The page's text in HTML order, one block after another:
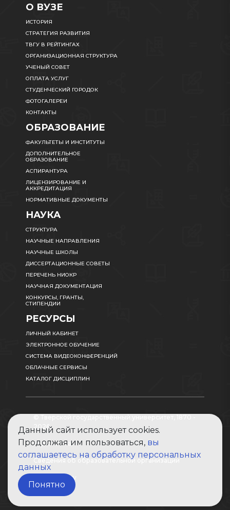
О ВУЗЕ
ИСТОРИЯ
СТРАТЕГИЯ РАЗВИТИЯ
ТВГУ В РЕЙТИНГАХ
ОРГАНИЗАЦИОННАЯ СТРУКТУРА
УЧЕНЫЙ СОВЕТ
ОПЛАТА УСЛУГ
СТУДЕНЧЕСКИЙ ГОРОДОК
ФОТОГАЛЕРЕИ
КОНТАКТЫ
ОБРАЗОВАНИЕ
ФАКУЛЬТЕТЫ И ИНСТИТУТЫ
ДОПОЛНИТЕЛЬНОЕ
ОБРАЗОВАНИЕ
АСПИРАНТУРА
ЛИЦЕНЗИРОВАНИЕ И
АККРЕДИТАЦИЯ
НОРМАТИВНЫЕ ДОКУМЕНТЫ
НАУКА
СТРУКТУРА
НАУЧНЫЕ НАПРАВЛЕНИЯ
НАУЧНЫЕ ШКОЛЫ
ДИССЕРТАЦИОННЫЕ СОВЕТЫ
ПЕРЕЧЕНЬ НИОКР
НАУЧНАЯ ДОКУМЕНТАЦИЯ
КОНКУРСЫ, ГРАНТЫ,
СТИПЕНДИИ
РЕСУРСЫ
ЛИЧНЫЙ КАБИНЕТ
ЭЛЕКТРОННОЕ ОБУЧЕНИЕ
СИСТЕМА ВИДЕОКОНФЕРЕНЦИЙ
ОБЛАЧНЫЕ СЕРВИСЫ
КАТАЛОГ ДИСЦИПЛИН
2026
Карта сайта
Сведения об образовательной организации
Абитуриенту
Данный сайт использует cookies.
Продолжая им пользоваться, вы
соглашаетесь на обработку персональных
данных
Понятно